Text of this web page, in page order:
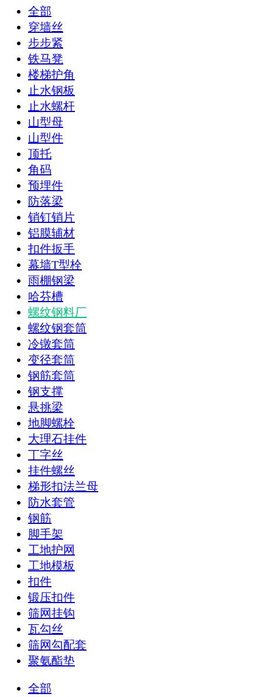
全部
穿墙丝
步步紧
铁马凳
楼梯护角
止水钢板
止水螺杆
山型母
山型件
顶托
角码
预埋件
防落梁
销钉销片
铝膜辅材
扣件扳手
幕墙T型栓
雨棚钢梁
哈芬槽
螺纹钢料厂
螺纹钢套筒
冷镦套筒
变径套筒
钢筋套筒
钢支撑
悬挑梁
地脚螺栓
大理石挂件
丁字丝
挂件螺丝
梯形扣法兰母
防水套管
钢筋
脚手架
工地护网
工地模板
扣件
锻压扣件
筛网挂钩
瓦勾丝
筛网勾配套
聚氨酯垫
全部